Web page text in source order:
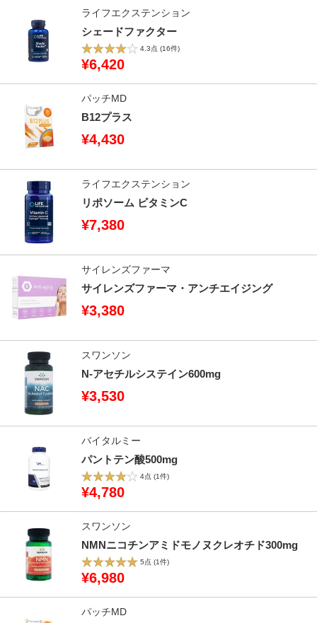
ライフエクステンション
シェードファクター
4.3点 (16件)
¥6,420
パッチMD
B12プラス
¥4,430
ライフエクステンション
リポソーム ビタミンC
¥7,380
サイレンズファーマ
サイレンズファーマ・アンチエイジング
¥3,380
スワンソン
N-アセチルシステイン600mg
¥3,530
バイタルミー
パントテン酸500mg
4点 (1件)
¥4,780
スワンソン
NMNニコチンアミドモノヌクレオチド300mg
5点 (1件)
¥6,980
パッチMD